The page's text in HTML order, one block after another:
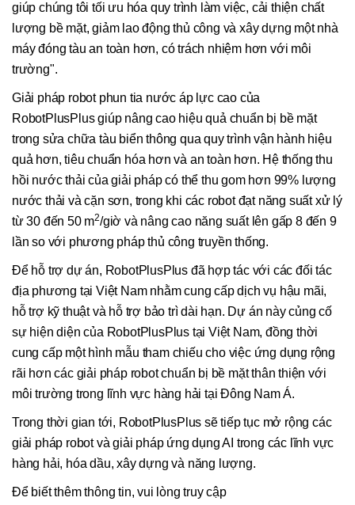
giúp chúng tôi tối ưu hóa quy trình làm việc, cải thiện chất
lượng bề mặt, giảm lao động thủ công và xây dựng một nhà
máy đóng tàu an toàn hơn, có trách nhiệm hơn với môi
trường".
Giải pháp robot phun tia nước áp lực cao của
RobotPlusPlus giúp nâng cao hiệu quả chuẩn bị bề mặt
trong sửa chữa tàu biển thông qua quy trình vận hành hiệu
quả hơn, tiêu chuẩn hóa hơn và an toàn hơn. Hệ thống thu
hồi nước thải của giải pháp có thể thu gom hơn 99% lượng
nước thải và cặn sơn, trong khi các robot đạt năng suất xử lý
từ 30 đến 50 m2/giờ và nâng cao năng suất lên gấp 8 đến 9
lần so với phương pháp thủ công truyền thống.
Để hỗ trợ dự án, RobotPlusPlus đã hợp tác với các đối tác
địa phương tại Việt Nam nhằm cung cấp dịch vụ hậu mãi,
hỗ trợ kỹ thuật và hỗ trợ bảo trì dài hạn. Dự án này củng cố
sự hiện diện của RobotPlusPlus tại Việt Nam, đồng thời
cung cấp một hình mẫu tham chiếu cho việc ứng dụng rộng
rãi hơn các giải pháp robot chuẩn bị bề mặt thân thiện với
môi trường trong lĩnh vực hàng hải tại Đông Nam Á.
Trong thời gian tới, RobotPlusPlus sẽ tiếp tục mở rộng các
giải pháp robot và giải pháp ứng dụng AI trong các lĩnh vực
hàng hải, hóa dầu, xây dựng và năng lượng.
Để biết thêm thông tin, vui lòng truy cập